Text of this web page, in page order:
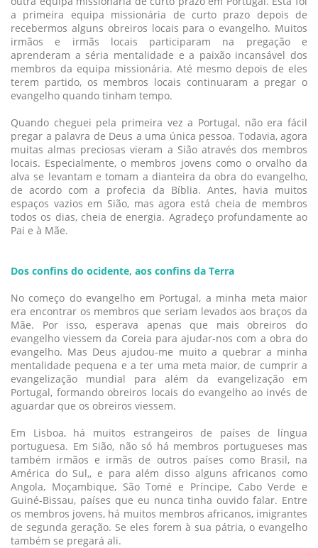
a primeira equipa missionária de curto prazo depois de
recebermos alguns obreiros locais para o evangelho. Muitos
irmãos e irmãs locais participaram na pregação e
aprenderam a séria mentalidade e a paixão incansável dos
membros da equipa missionária. Até mesmo depois de eles
terem partido, os membros locais continuaram a pregar o
evangelho quando tinham tempo.
Quando cheguei pela primeira vez a Portugal, não era fácil
pregar a palavra de Deus a uma única pessoa. Todavia, agora
muitas almas preciosas vieram a Sião através dos membros
locais. Especialmente, o membros jovens como o orvalho da
alva se levantam e tomam a dianteira da obra do evangelho,
de acordo com a profecia da Bíblia. Antes, havia muitos
espaços vazios em Sião, mas agora está cheia de membros
todos os dias, cheia de energia. Agradeço profundamente ao
Pai e à Mãe.
Dos confins do ocidente, aos confins da Terra
No começo do evangelho em Portugal, a minha meta maior
era encontrar os membros que seriam levados aos braços da
Mãe. Por isso, esperava apenas que mais obreiros do
evangelho viessem da Coreia para ajudar-nos com a obra do
evangelho. Mas Deus ajudou-me muito a quebrar a minha
mentalidade pequena e a ter uma meta maior, de cumprir a
evangelização mundial para além da evangelização em
Portugal, formando obreiros locais do evangelho ao invés de
aguardar que os obreiros viessem.
Em Lisboa, há muitos estrangeiros de países de língua
portuguesa. Em Sião, não só há membros portugueses mas
também irmãos e irmãs de outros países como Brasil, na
América do Sul,, e para além disso alguns africanos como
Angola, Moçambique, São Tomé e Príncipe, Cabo Verde e
Guiné-Bissau, países que eu nunca tinha ouvido falar. Entre
os membros jovens, há muitos membros africanos, imigrantes
de segunda geração. Se eles forem à sua pátria, o evangelho
também se pregará ali.